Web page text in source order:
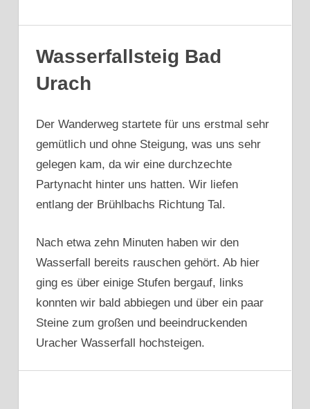
Wasserfallsteig Bad
Urach
Der Wanderweg startete für uns erstmal sehr
gemütlich und ohne Steigung, was uns sehr
gelegen kam, da wir eine durchzechte
Partynacht hinter uns hatten. Wir liefen
entlang der Brühlbachs Richtung Tal.
Nach etwa zehn Minuten haben wir den
Wasserfall bereits rauschen gehört. Ab hier
ging es über einige Stufen bergauf, links
konnten wir bald abbiegen und über ein paar
Steine zum großen und beeindruckenden
Uracher Wasserfall hochsteigen.